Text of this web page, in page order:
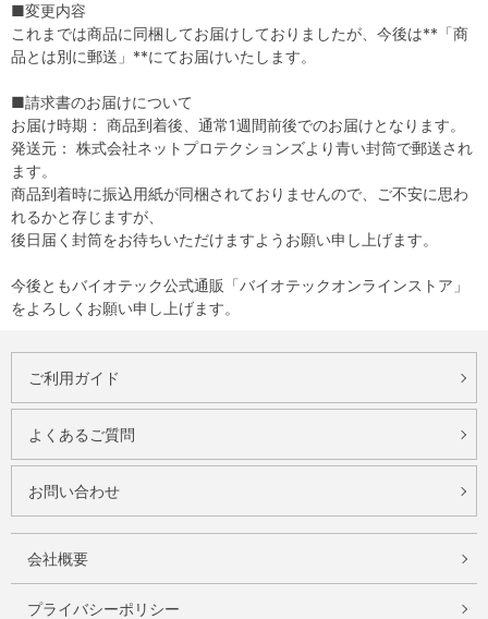
■変更内容
これまでは商品に同梱してお届けしておりましたが、今後は**「商
品とは別に郵送」**にてお届けいたします。
■請求書のお届けについて
お届け時期： 商品到着後、通常1週間前後でのお届けとなります。
発送元： 株式会社ネットプロテクションズより青い封筒で郵送され
ます。
商品到着時に振込用紙が同梱されておりませんので、ご不安に思わ
れるかと存じますが、
後日届く封筒をお待ちいただけますようお願い申し上げます。
今後ともバイオテック公式通販「バイオテックオンラインストア」
をよろしくお願い申し上げます。
ご利用ガイド
よくあるご質問
お問い合わせ
会社概要
プライバシーポリシー